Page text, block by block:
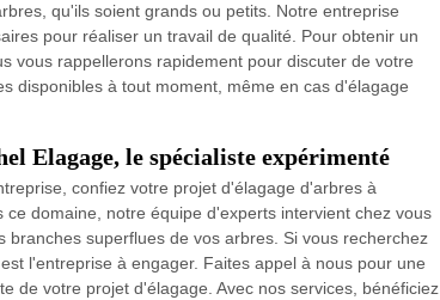
qu'ils soient grands ou petits. Notre entreprise
pour réaliser un travail de qualité. Pour obtenir un
vous rappellerons rapidement pour discuter de votre
disponibles à tout moment, même en cas d'élagage
Elagage, le spécialiste expérimenté
confiez votre projet d'élagage d'arbres à
domaine, notre équipe d'experts intervient chez vous
superflues de vos arbres. Si vous recherchez
l'entreprise à engager. Faites appel à nous pour une
de votre projet d'élagage. Avec nos services, bénéficiez